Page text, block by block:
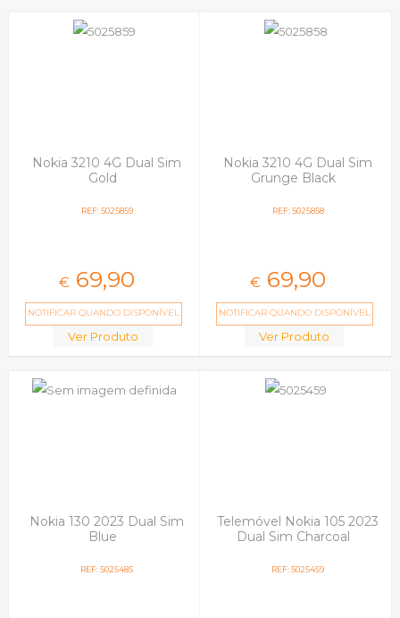
Nokia 3210 4G Dual Sim
Gold
REF: 5025859
€ 69,90
NOTIFICAR QUANDO DISPONÍVEL
Ver Produto
Nokia 3210 4G Dual Sim
Grunge Black
REF: 5025858
€ 69,90
NOTIFICAR QUANDO DISPONÍVEL
Ver Produto
Nokia 130 2023 Dual Sim
Blue
REF: 5025485
Telemóvel Nokia 105 2023
Dual Sim Charcoal
REF: 5025459